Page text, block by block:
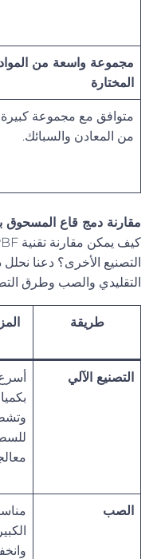
مجموعة واسعة من المواد
المختارة
متوافق مع مجموعة كبيرة
من المعادن والسبائك.
مقارنة دمج قاع المسحوق
التصنيع الأخرى؟ دعنا
التقليدي والصب وطرق
طريقة
التصنيع الآلي
أسرع
الصب